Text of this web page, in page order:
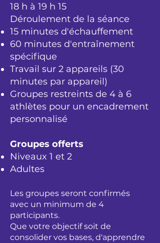
18 h à 19 h 15
Déroulement de la séance
15 minutes d'échauffement
60 minutes d'entraînement
spécifique
Travail sur 2 appareils (30
minutes par appareil)
Groupes restreints de 4 à 6
athlètes pour un encadrement
personnalisé
Groupes offerts
Niveaux 1 et 2
Adultes
Les groupes seront confirmés
avec un minimum de 4
participants.
Que votre objectif soit de
consolider vos bases, d'apprendre